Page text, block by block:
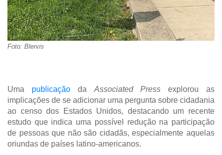
Foto: Blervis
Uma publicaçãoda Associated Press explorou as
implicações de se adicionar uma pergunta sobre cidadania
ao censo dos Estados Unidos, destacando um recente
estudo que indica uma possível redução na participação
de pessoas que não são cidadãs, especialmente aquelas
oriundas de países latino-americanos.